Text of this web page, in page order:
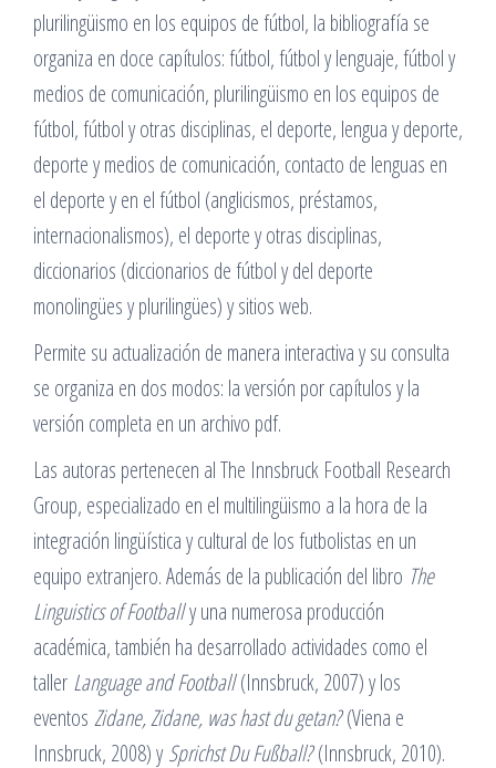
plurilingüismo en los equipos de fútbol, la bibliografía se
organiza en doce capítulos: fútbol, fútbol y lenguaje, fútbol y
medios de comunicación, plurilingüismo en los equipos de
fútbol, fútbol y otras disciplinas, el deporte, lengua y deporte,
deporte y medios de comunicación, contacto de lenguas en
el deporte y en el fútbol (anglicismos, préstamos,
internacionalismos), el deporte y otras disciplinas,
diccionarios (diccionarios de fútbol y del deporte
monolingües y plurilingües) y sitios web.
Permite su actualización de manera interactiva y su consulta
se organiza en dos modos: la versión por capítulos y la
versión completa en un archivo pdf.
Las autoras pertenecen al The Innsbruck Football Research
Group, especializado en el multilingüismo a la hora de la
integración lingüística y cultural de los futbolistas en un
equipo extranjero. Además de la publicación del libro The
Linguistics of Footbally una numerosa producción
académica, también ha desarrollado actividades como el
taller Language and Football(Innsbruck, 2007) y los
eventos Zidane, Zidane, was hast du getan?(Viena e
Innsbruck, 2008) ySprichst Du Fußball?(Innsbruck, 2010).